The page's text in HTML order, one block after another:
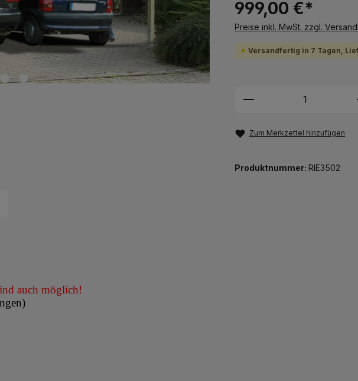
999,00 €*
Preise inkl. MwSt. zzgl.
Versandfertig in 7 Tagen,
Produkt Anzahl:
Zum Merkzettel hinzufügen
Produktnummer: RIE3502
auch möglich!